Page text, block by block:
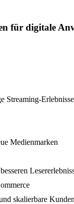
für digitale
Streaming-
Medienmarken
skalierbare